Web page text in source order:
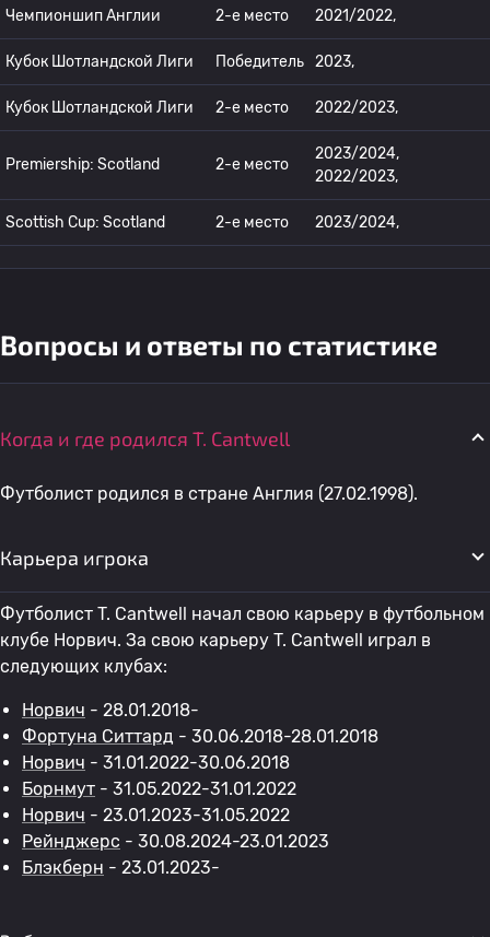
Чемпионшип Англии 2-е место 2021/2022,
Кубок Шотландской Лиги Победитель 2023,
Кубок Шотландской Лиги 2-е место 2022/2023,
Premiership: Scotland 2-е место
2023/2024,
2022/2023,
Scottish Cup: Scotland 2-е место 2023/2024,
Вопросы и ответы по статистике
Когда и где родился T. Cantwell
Футболист родился в стране Англия (27.02.1998).
Карьера игрока
Футболист T. Cantwell начал свою карьеру в футбольном
клубе Норвич. За свою карьеру T. Cantwell играл в
следующих клубах:
Норвич - 28.01.2018-
Фортуна Ситтард - 30.06.2018-28.01.2018
Норвич - 31.01.2022-30.06.2018
Борнмут - 31.05.2022-31.01.2022
Норвич - 23.01.2023-31.05.2022
Рейнджерс - 30.08.2024-23.01.2023
Блэкберн - 23.01.2023-